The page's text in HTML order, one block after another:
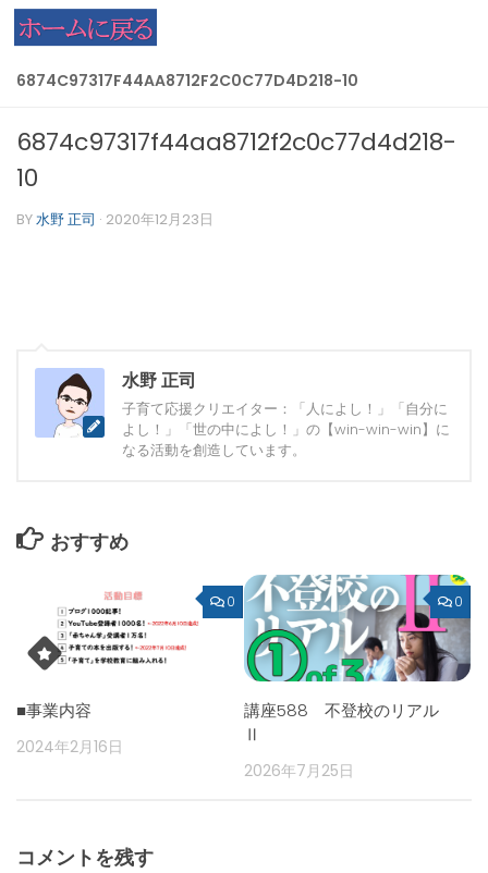
コンテンツへスキップ
6874C97317F44AA8712F2C0C77D4D218-10
6874c97317f44aa8712f2c0c77d4d218-
10
BY水野 正司 · 2020年12月23日
水野 正司
子育て応援クリエイター：「人によし！」「自分に
よし！」「世の中によし！」の【win-win-win】に
なる活動を創造しています。
おすすめ
0
■事業内容
2024年2月16日
0
講座588 不登校のリアル
Ⅱ
2026年7月25日
コメントを残す